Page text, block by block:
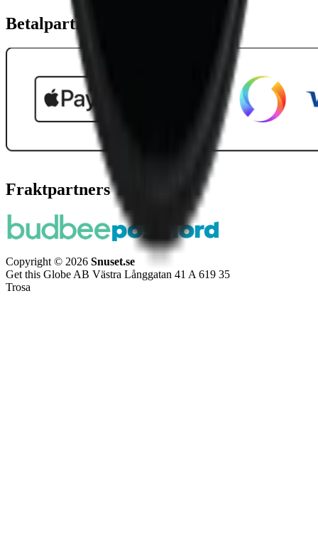
Betalpartner
Fraktpartners
Copyright © 2026 Snuset.se
Get this Globe AB Västra Långgatan 41 A 619 35
Trosa